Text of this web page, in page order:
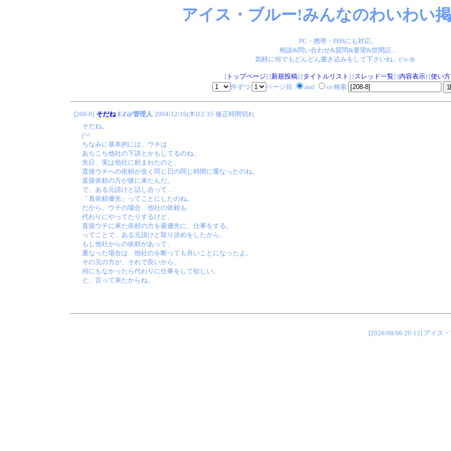
アイス・ブルー!みんなのわいわい
PC・携帯・PHSにも対応。
相談&問い合わせ&質問&要望&世間話…
気軽に何でもどんどん書き込みをして下さいね。(^o-)b
[トップページ] [新規投稿] [タイトルリスト ] [スレッド一覧] [内容表示] [使い方
件ずつ
ページ目 and or 検索
[208-8] そだね EZ@管理人 2004/12/16(木)12:35 修正時間切れ
そだね。
(^^ゞ
ちなみに基本的には、ウチは
あちこち他社の下請とかもしてるのね。
先日、実は他社に頼まれたのと、
直接ウチへの依頼が全く同じ日の同じ時間に重なったのね。
直接依頼の方が後に来たんだ。
で、ある元請けと話し合って…
「直依頼優先」ってことにしたのね。
だから、ウチの場合…他社の依頼も
代わりにやってたりするけど、
直接ウチに来た依頼の方を最優先に、仕事をする。
ってことで、ある元請けと取り決めをしたから、
もし他社からの依頼があって、
重なった場合は…他社のを断っても良いことになったよ。
その元の方が、それで良いから、
何にもなかったら代わりに仕事をして欲しい。
と、言って来たからね。
[2026/08/06 20:12] アイス